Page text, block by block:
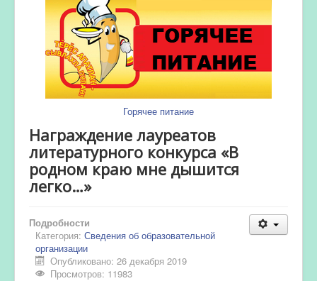
Горячее питание
Награждение лауреатов
литературного конкурса «В
родном краю мне дышится
легко…»
Подробности
Категория: Сведения об образовательной
организации
Опубликовано: 26 декабря 2019
Просмотров: 11983